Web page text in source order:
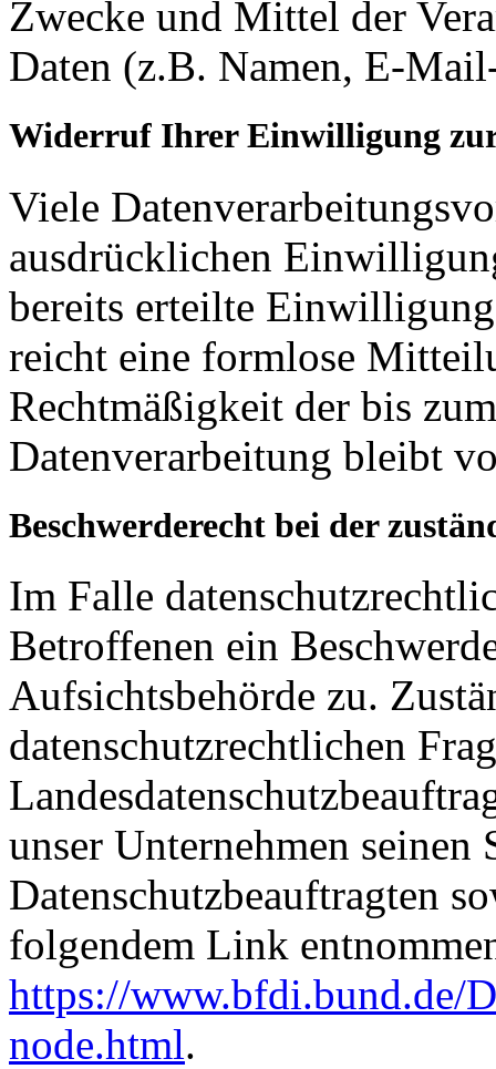
Zwecke und Mittel der
Daten (z.B. Namen, E-
Widerruf Ihrer Einwilligung
Viele
ausdrücklichen
bereits erteilte
reicht eine formlose
Rechtmäßigkeit der bis
Datenverarbeitung bleibt
Beschwerderecht bei der
Im Falle
Betroffenen ein
Aufsichtsbehörde zu.
datenschutzrechtlichen
unser Unternehmen
Datenschutzbeauftragten
folgendem Link
https://www.bfdi.bund.de/
node.html.